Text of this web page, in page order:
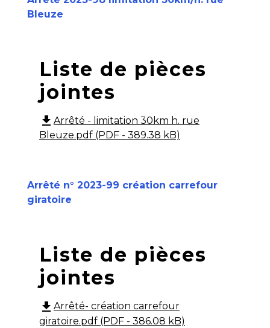
Bleuze
Liste de pièces
jointes
file_download Arrêté - limitation 30km h. rue
Bleuze.pdf (PDF - 389.38 kB)
Arrêté n° 2023-99 création carrefour
giratoire
Liste de pièces
jointes
file_download Arrêté- création carrefour
giratoire.pdf (PDF - 386.08 kB)